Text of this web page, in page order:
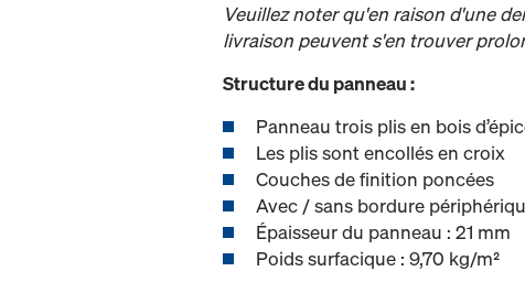
Veuillez noter qu'en raison d'une
livraison peuvent s'en trouver
Structure du panneau :
Panneau trois plis en bois
Les plis sont encollés en croix
Couches de finition poncées
Avec / sans bordure
Épaisseur du panneau : 21 mm
Poids surfacique : 9,70 kg/m²